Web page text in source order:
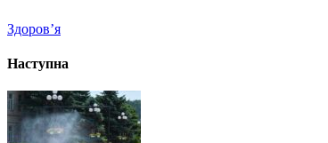
Здоров’я
Наступна